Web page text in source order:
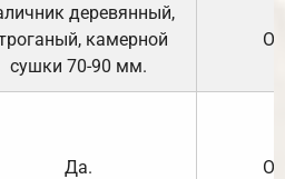
деревянный,
камерной
сушки 70-90 мм.
Да.